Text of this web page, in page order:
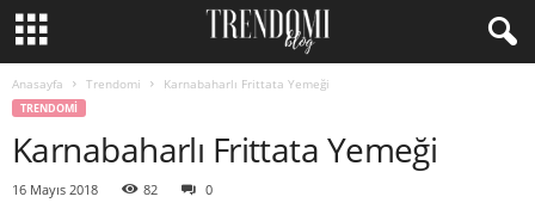
Anasayfa Trendomi Karnabaharlı Frittata Yemeği
TRENDOMI
Karnabaharlı Frittata Yemeği
16 Mayıs 2018 82 0